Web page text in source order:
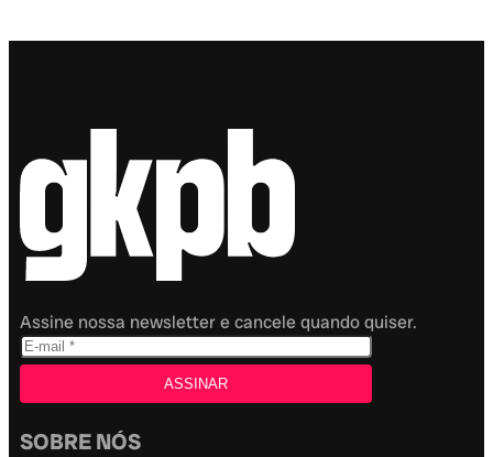
Assine nossa newsletter e cancele quando quiser.
SOBRE NÓS